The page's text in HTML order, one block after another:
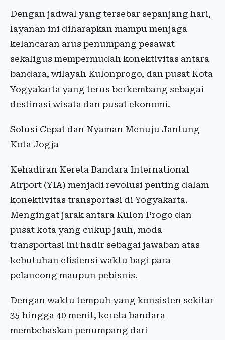
Dengan jadwal yang tersebar sepanjang hari,
layanan ini diharapkan mampu menjaga
kelancaran arus penumpang pesawat
sekaligus mempermudah konektivitas antara
bandara, wilayah Kulonprogo, dan pusat Kota
Yogyakarta yang terus berkembang sebagai
destinasi wisata dan pusat ekonomi.
Solusi Cepat dan Nyaman Menuju Jantung
Kota Jogja
Kehadiran Kereta Bandara International
Airport (YIA) menjadi revolusi penting dalam
konektivitas transportasi di Yogyakarta.
Mengingat jarak antara Kulon Progo dan
pusat kota yang cukup jauh, moda
transportasi ini hadir sebagai jawaban atas
kebutuhan efisiensi waktu bagi para
pelancong maupun pebisnis.
Dengan waktu tempuh yang konsisten sekitar
35 hingga 40 menit, kereta bandara
membebaskan penumpang dari